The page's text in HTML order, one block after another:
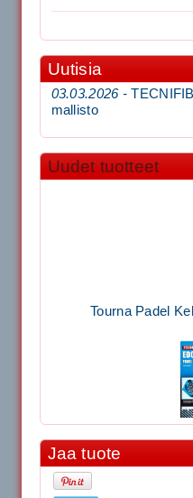
Uutisia
03.03.2026 -
mallisto
Uudet tuotteet
Tourna Padel
Jaa tuote